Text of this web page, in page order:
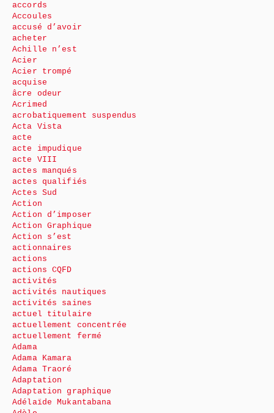
accords
Accoules
accusé d’avoir
acheter
Achille n’est
Acier
Acier trompé
acquise
âcre odeur
Acrimed
acrobatiquement suspendus
Acta Vista
acte
acte impudique
acte VIII
actes manqués
actes qualifiés
Actes Sud
Action
Action d’imposer
Action Graphique
Action s’est
actionnaires
actions
actions CQFD
activités
activités nautiques
activités saines
actuel titulaire
actuellement concentrée
actuellement fermé
Adama
Adama Kamara
Adama Traoré
Adaptation
Adaptation graphique
Adélaïde Mukantabana